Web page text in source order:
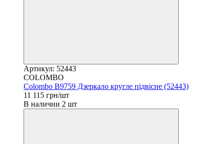
Артикул: 52443
COLOMBO
Colombo B9759 Дзеркало кругле підвісне (52443)
11 115 грн/шт
В наличии 2 шт